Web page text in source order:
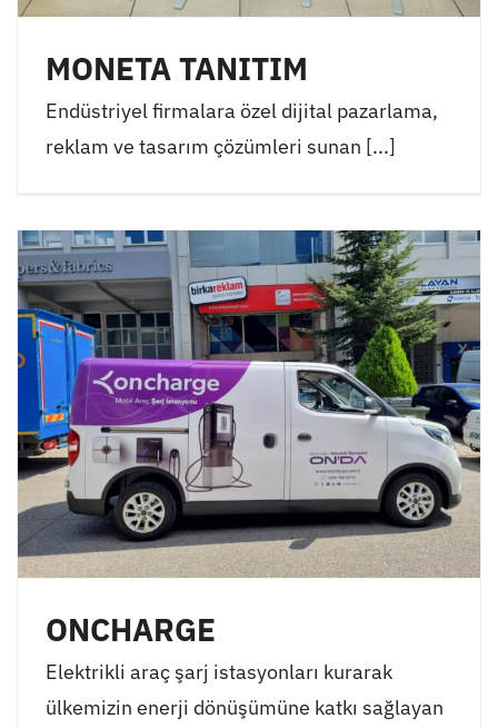
MONETA TANITIM
Endüstriyel firmalara özel dijital pazarlama,
reklam ve tasarım çözümleri sunan [...]
ONCHARGE
Elektrikli araç şarj istasyonları kurarak
ülkemizin enerji dönüşümüne katkı sağlayan